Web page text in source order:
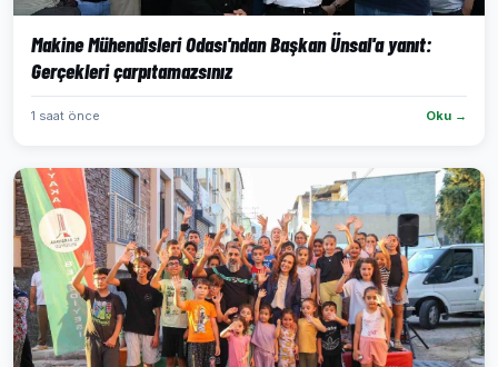
Makine Mühendisleri Odası'ndan Başkan Ünsal'a yanıt:
Gerçekleri çarpıtamazsınız
1 saat önce Oku →